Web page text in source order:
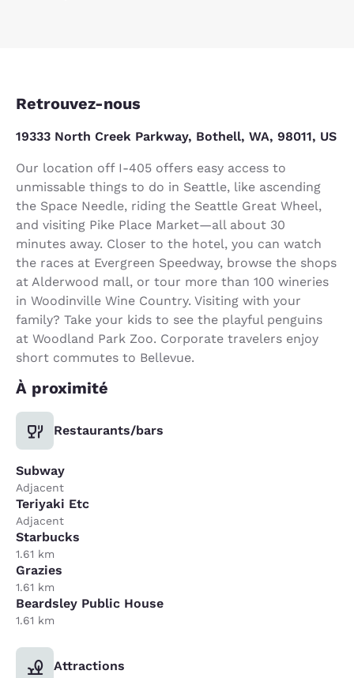
Retrouvez-nous
19333 North Creek Parkway, Bothell, WA, 98011, US
Our location off I-405 offers easy access to
unmissable things to do in Seattle, like ascending
the Space Needle, riding the Seattle Great Wheel,
and visiting Pike Place Market—all about 30
minutes away. Closer to the hotel, you can watch
the races at Evergreen Speedway, browse the shops
at Alderwood mall, or tour more than 100 wineries
in Woodinville Wine Country. Visiting with your
family? Take your kids to see the playful penguins
at Woodland Park Zoo. Corporate travelers enjoy
short commutes to Bellevue.
À proximité
Restaurants/bars
Subway
Adjacent
Teriyaki Etc
Adjacent
Starbucks
1.61 km
Grazies
1.61 km
Beardsley Public House
1.61 km
Attractions